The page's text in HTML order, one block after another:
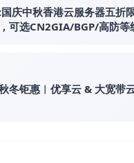
庆中秋香港云服务器五折
可选CN2GIA/BGP/高防等
冬钜惠︱优享云 & 大宽带